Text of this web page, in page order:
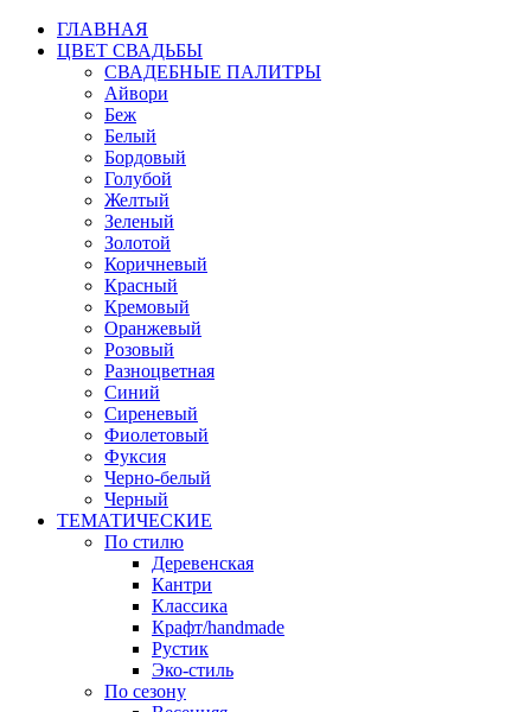
ГЛАВНАЯ
ЦВЕТ СВАДЬБЫ
СВАДЕБНЫЕ ПАЛИТРЫ
Айвори
Беж
Белый
Бордовый
Голубой
Желтый
Зеленый
Золотой
Коричневый
Красный
Кремовый
Оранжевый
Розовый
Разноцветная
Синий
Сиреневый
Фиолетовый
Фуксия
Черно-белый
Черный
ТЕМАТИЧЕСКИЕ
По стилю
Деревенская
Кантри
Классика
Крафт/handmade
Рустик
Эко-стиль
По сезону